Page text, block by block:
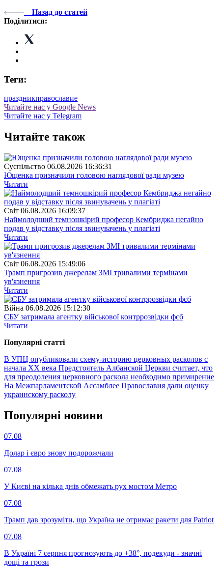
Назад до статей
Поділитися:
Теги:
праздникправославие
Читайте нас у Google News
Читайте нас у Telegram
Читайте також
Суспiльство 06.08.2026 16:36:31
Ющенка призначили головою наглядової ради музею
Читати
Свiт 06.08.2026 16:09:37
Наймолодший темношкірий професор Кембриджа негайно
подав у відставку після звинувачень у плагіаті
Читати
Свiт 06.08.2026 15:49:06
Трамп пригрозив джерелам ЗМІ тривалими термінами
ув'язнення
Читати
Війна 06.08.2026 15:12:30
СБУ затримала агентку військової контррозвідки фсб
Читати
Популярнi статтi
В УПЦ опубликовали схему-историю церковных расколов с
начала ХХ века Предстоятель Албанской Церкви считает, что
для преодоления церковного раскола необходимо примирение
На Межпарламентской Ассамблее Православия дали оценку
украинскому расколу
Популярнi новини
07.08
Долар і євро знову подорожчали
07.08
У Києві на кілька днів обмежать рух мостом Метро
07.08
Трамп дав зрозуміти, що Україна не отримає ракети для Patriot
07.08
В Україні 7 серпня прогнозують до +38°, подекуди - значні
дощі та грози